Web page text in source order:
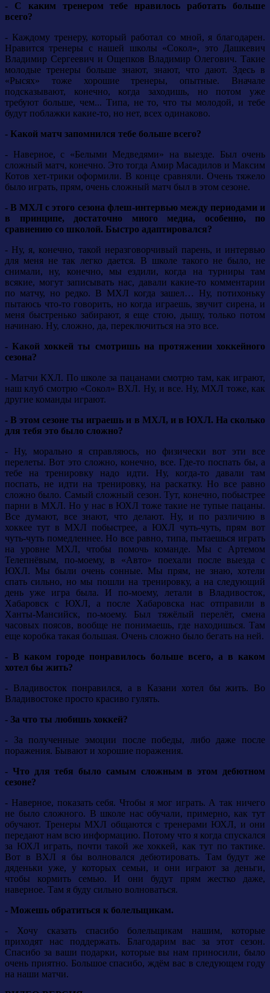
- С каким тренером тебе нравилось работать больше
всего?
- Каждому тренеру, который работал со мной, я благодарен.
Нравится тренеры с нашей школы «Сокол», это Дашкевич
Владимир Сергеевич и Ощепков Владимир Олегович. Такие
молодые тренеры больше знают, знают, что дают. Здесь в
«Рысях» тоже хорошие тренеры, опытные. Вначале
подсказывают, конечно, когда заходишь, но потом уже
требуют больше, чем... Типа, не то, что ты молодой, и тебе
будут поблажки какие-то, но нет, всех одинаково.
- Какой матч запомнился тебе больше всего?
- Наверное, с «Белыми Медведями» на выезде. Был очень
сложный матч, конечно. Это тогда Амир Масадилов и Максим
Котов хет-трики оформили. В конце сравняли. Очень тяжело
было играть, прям, очень сложный матч был в этом сезоне.
- В МХЛ с этого сезона флеш-интервью между периодами и
в принципе, достаточно много медиа, особенно, по
сравнению со школой. Быстро адаптировался?
- Ну, я, конечно, такой неразговорчивый парень, и интервью
для меня не так легко дается. В школе такого не было, не
снимали, ну, конечно, мы ездили, когда на турниры там
всякие, могут записывать нас, давали какие-то комментарии
по матчу, но редко. В МХЛ когда зашел… Ну, потихоньку
пытаюсь что-то говорить, но когда играешь, звучит сирена, и
меня быстренько забирают, я еще стою, дышу, только потом
начинаю. Ну, сложно, да, переключиться на это все.
- Какой хоккей ты смотришь на протяжении хоккейного
сезона?
- Матчи КХЛ. По школе за пацанами смотрю там, как играют,
наш клуб смотрю «Сокол» ВХЛ. Ну, и все. Ну, МХЛ тоже, как
другие команды играют.
- В этом сезоне ты играешь и в МХЛ, и в ЮХЛ. На сколько
для тебя это было сложно?
- Ну, морально я справляюсь, но физически вот эти все
перелеты. Вот это сложно, конечно, все. Где-то поспать бы, а
тебе на тренировку надо идти. Ну, когда-то давали там
поспать, не идти на тренировку, на раскатку. Но все равно
сложно было. Самый сложный сезон. Тут, конечно, побыстрее
парни в МХЛ. Но у нас в ЮХЛ тоже такие не тупые пацаны.
Все думают, все знают, что делают. Ну, и по различию в
хоккее тут в МХЛ побыстрее, а ЮХЛ чуть-чуть, прям вот
чуть-чуть помедленнее. Но все равно, типа, пытаешься играть
на уровне МХЛ, чтобы помочь команде. Мы с Артемом
Телепнёвым, по-моему, в «Авто» поехали после выезда с
ЮХЛ. Мы были очень сонные. Мы прям, не знаю, хотели
спать сильно, но мы пошли на тренировку, а на следующий
день уже игра была. И по-моему, летали в Владивосток,
Хабаровск с ЮХЛ, а после Хабаровска нас отправили в
Ханты-Мансийск, по-моему. Был тяжёлый перелёт, смена
часовых поясов, вообще не понимаешь, где находишься. Там
еще коробка такая большая. Очень сложно было бегать на ней.
- В каком городе понравилось больше всего, а в каком
хотел бы жить?
- Владивосток понравился, а в Казани хотел бы жить. Во
Владивостоке просто красиво гулять.
- За что ты любишь хоккей?
- За полученные эмоции после победы, либо даже после
поражения. Бывают и хорошие поражения.
- Что для тебя было самым сложным в этом дебютном
сезоне?
- Наверное, показать себя. Чтобы я мог играть. А так ничего
не было сложного. В школе нас обучали, примерно, как тут
обучают. Тренеры МХЛ общаются с тренерами ЮХЛ, и они
передают нам всю информацию. Потому что я когда спускался
за ЮХЛ играть, почти такой же хоккей, как тут по тактике.
Вот в ВХЛ я бы волновался дебютировать. Там будут же
дяденьки уже, у которых семьи, и они играют за деньги,
чтобы кормить семью. И они будут прям жестко даже,
наверное. Там я буду сильно волноваться.
- Можешь обратиться к болельщикам.
- Хочу сказать спасибо болельщикам нашим, которые
приходят нас поддержать. Благодарим вас за этот сезон.
Спасибо за ваши подарки, которые вы нам приносили, было
очень приятно. Большое спасибо, ждём вас в следующем году
на наши матчи.